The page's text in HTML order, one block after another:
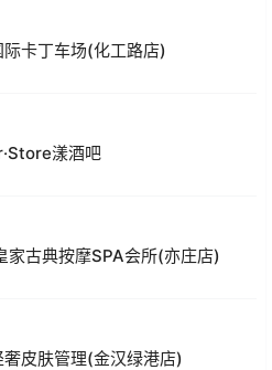
卡丁车场(化工路店)
漾酒吧
家古典按摩SPA会所(亦庄店)
奢皮肤管理(金汉绿港店)